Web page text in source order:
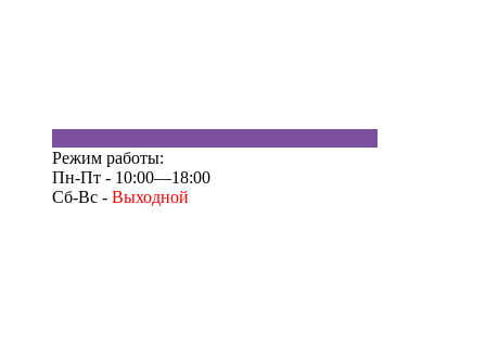
Режим работы:
Пн-Пт - 10:00—18:00
Сб-Вс - Выходной